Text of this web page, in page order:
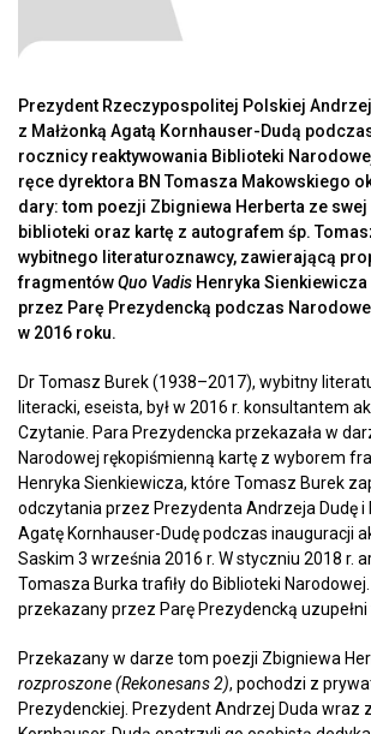
Prezydent Rzeczypospolitej Polskiej
z Małżonką Agatą Kornhauser-Dudą
rocznicy reaktywowania Biblioteki
ręce dyrektora BN Tomasza Makowskiego
dary: tom poezji Zbigniewa Herberta ze
biblioteki oraz kartę z autografem śp.
wybitnego literaturoznawcy, zawierającą
fragmentówQuo Vadis Henryka
przez Parę Prezydencką podczas
w 2016 roku.
Dr Tomasz Burek (1938–2017), wybitny
literacki, eseista, był w 2016 r. konsultantem
Czytanie. Para Prezydencka przekazała w
Narodowej rękopiśmienną kartę z wyborem
Henryka Sienkiewicza, które Tomasz Burek
odczytania przez Prezydenta Andrzeja Dudę i
Agatę Kornhauser-Dudę podczas inauguracji
Saskim 3 września 2016 r. W styczniu 2018 r.
Tomasza Burka trafiły do Biblioteki Narodowej.
przekazany przez Parę Prezydencką uzupełni
Przekazany w darze tom poezji Zbigniewa
rozproszone (Rekonesans 2), pochodzi z
Prezydenckiej. Prezydent Andrzej Duda wraz